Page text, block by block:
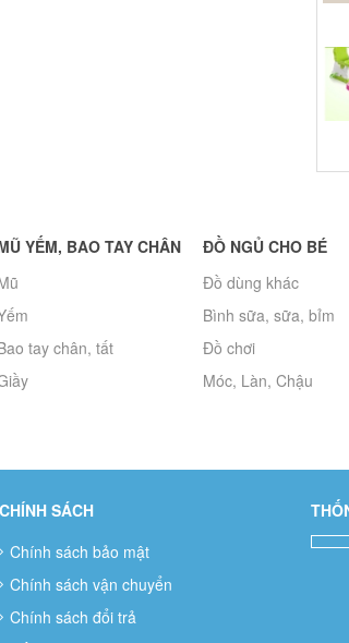
YẾM, BAO TAY CHÂN
tay chân, tất
ĐỒ NGỦ CHO BÉ
Đồ dùng khác
Bình sữa, sữa, bỉm
Đồ chơi
Móc, Làn, Chậu
CHÍNH SÁCH
Chính sách bảo mật
Chính sách vận chuyển
Chính sách đổi trả